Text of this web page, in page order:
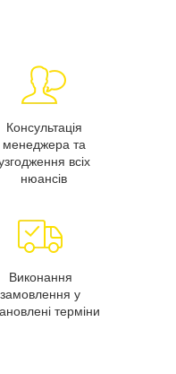
Консультація
менеджера та
всіх
нюансів
Виконання
замовлення у
терміни